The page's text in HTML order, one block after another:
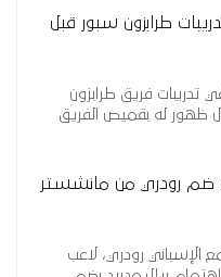
طرابزون سبور قبل
فريق طرابزون
ظهور له بقميص الفريق
ضم رودري من مانشستر
الإسباني رودري، لاعب